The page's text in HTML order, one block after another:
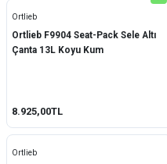
Ortlieb
Ortlieb F9904 Seat-Pack Sele Altı
Çanta 13L Koyu Kum
8.925,00TL
Ortlieb